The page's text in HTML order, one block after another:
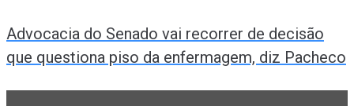
Advocacia do Senado vai recorrer de decisão
que questiona piso da enfermagem, diz Pacheco